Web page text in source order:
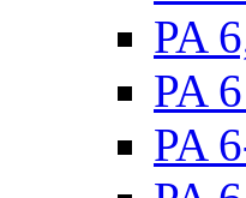
PA
PA
PA